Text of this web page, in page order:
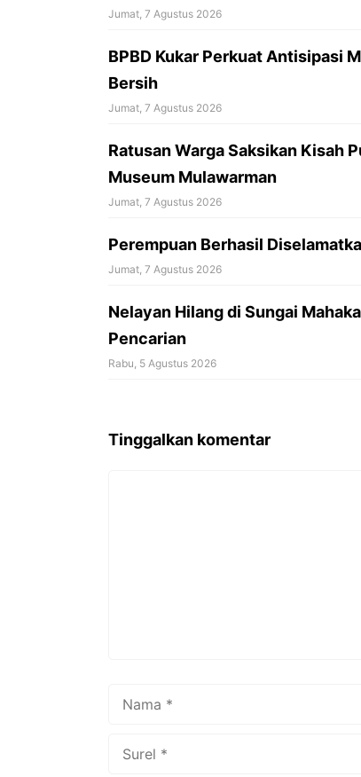
Jumat, 7 Agustus 2026
BPBD Kukar Perkuat Antisipasi
Bersih
Jumat, 7 Agustus 2026
Ratusan Warga Saksikan Kisah
Museum Mulawarman
Jumat, 7 Agustus 2026
Perempuan Berhasil
Jumat, 7 Agustus 2026
Nelayan Hilang di Sungai
Pencarian
Rabu, 5 Agustus 2026
Tinggalkan komentar